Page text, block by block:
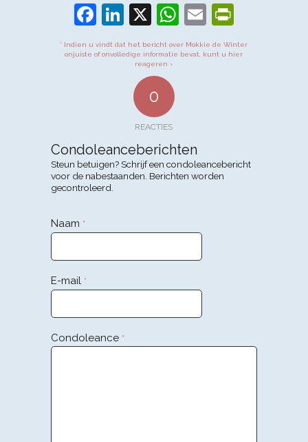
Facebook
LinkedIn
X WhatsApp
Email
* Indien u vindt dat het bericht over Mokkie de Winter
onjuiste of onvolledige informatie bevat, kunt u hier
reageren ›
0
REACTIES
Condoleanceberichten
Steun betuigen? Schrijf een condoleancebericht
voor de nabestaanden. Berichten worden
gecontroleerd.
Naam *
E-mail *
Condoleance *